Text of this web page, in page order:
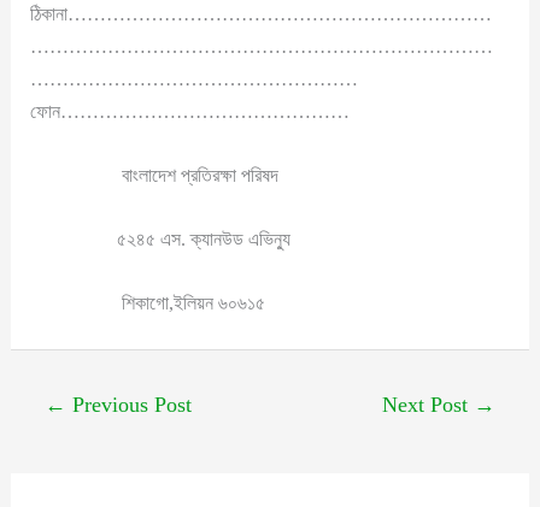
ঠিকানা…………………………………………………………
………………………………………………………………
……………………………………………
ফোন………………………………………
বাংলাদেশ প্রতিরক্ষা পরিষদ
৫২৪৫ এস. ক্যানউড এভিন্যু
শিকাগো,ইলিয়ন ৬০৬১৫
← Previous Post Next Post →